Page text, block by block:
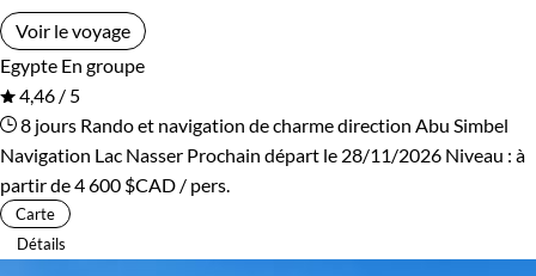
Voir le voyage
Egypte En groupe
4,46 / 5
8 jours Rando et navigation de charme direction Abu Simbel
Navigation Lac Nasser Prochain départ le 28/11/2026 Niveau : à
partir de4 600 $CAD / pers.
Carte
Détails